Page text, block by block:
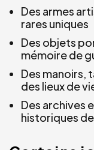
Des armes
rares uniques
Des objets
mémoire de
Des manoirs,
des lieux de
Des archives
historiques